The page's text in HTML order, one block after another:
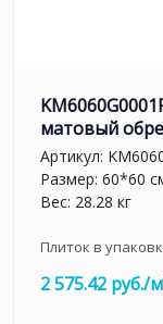
матовый
Артикул:
Размер: 60*60
Вес: 28.28 кг
Плиток в
2 575.42 руб./м